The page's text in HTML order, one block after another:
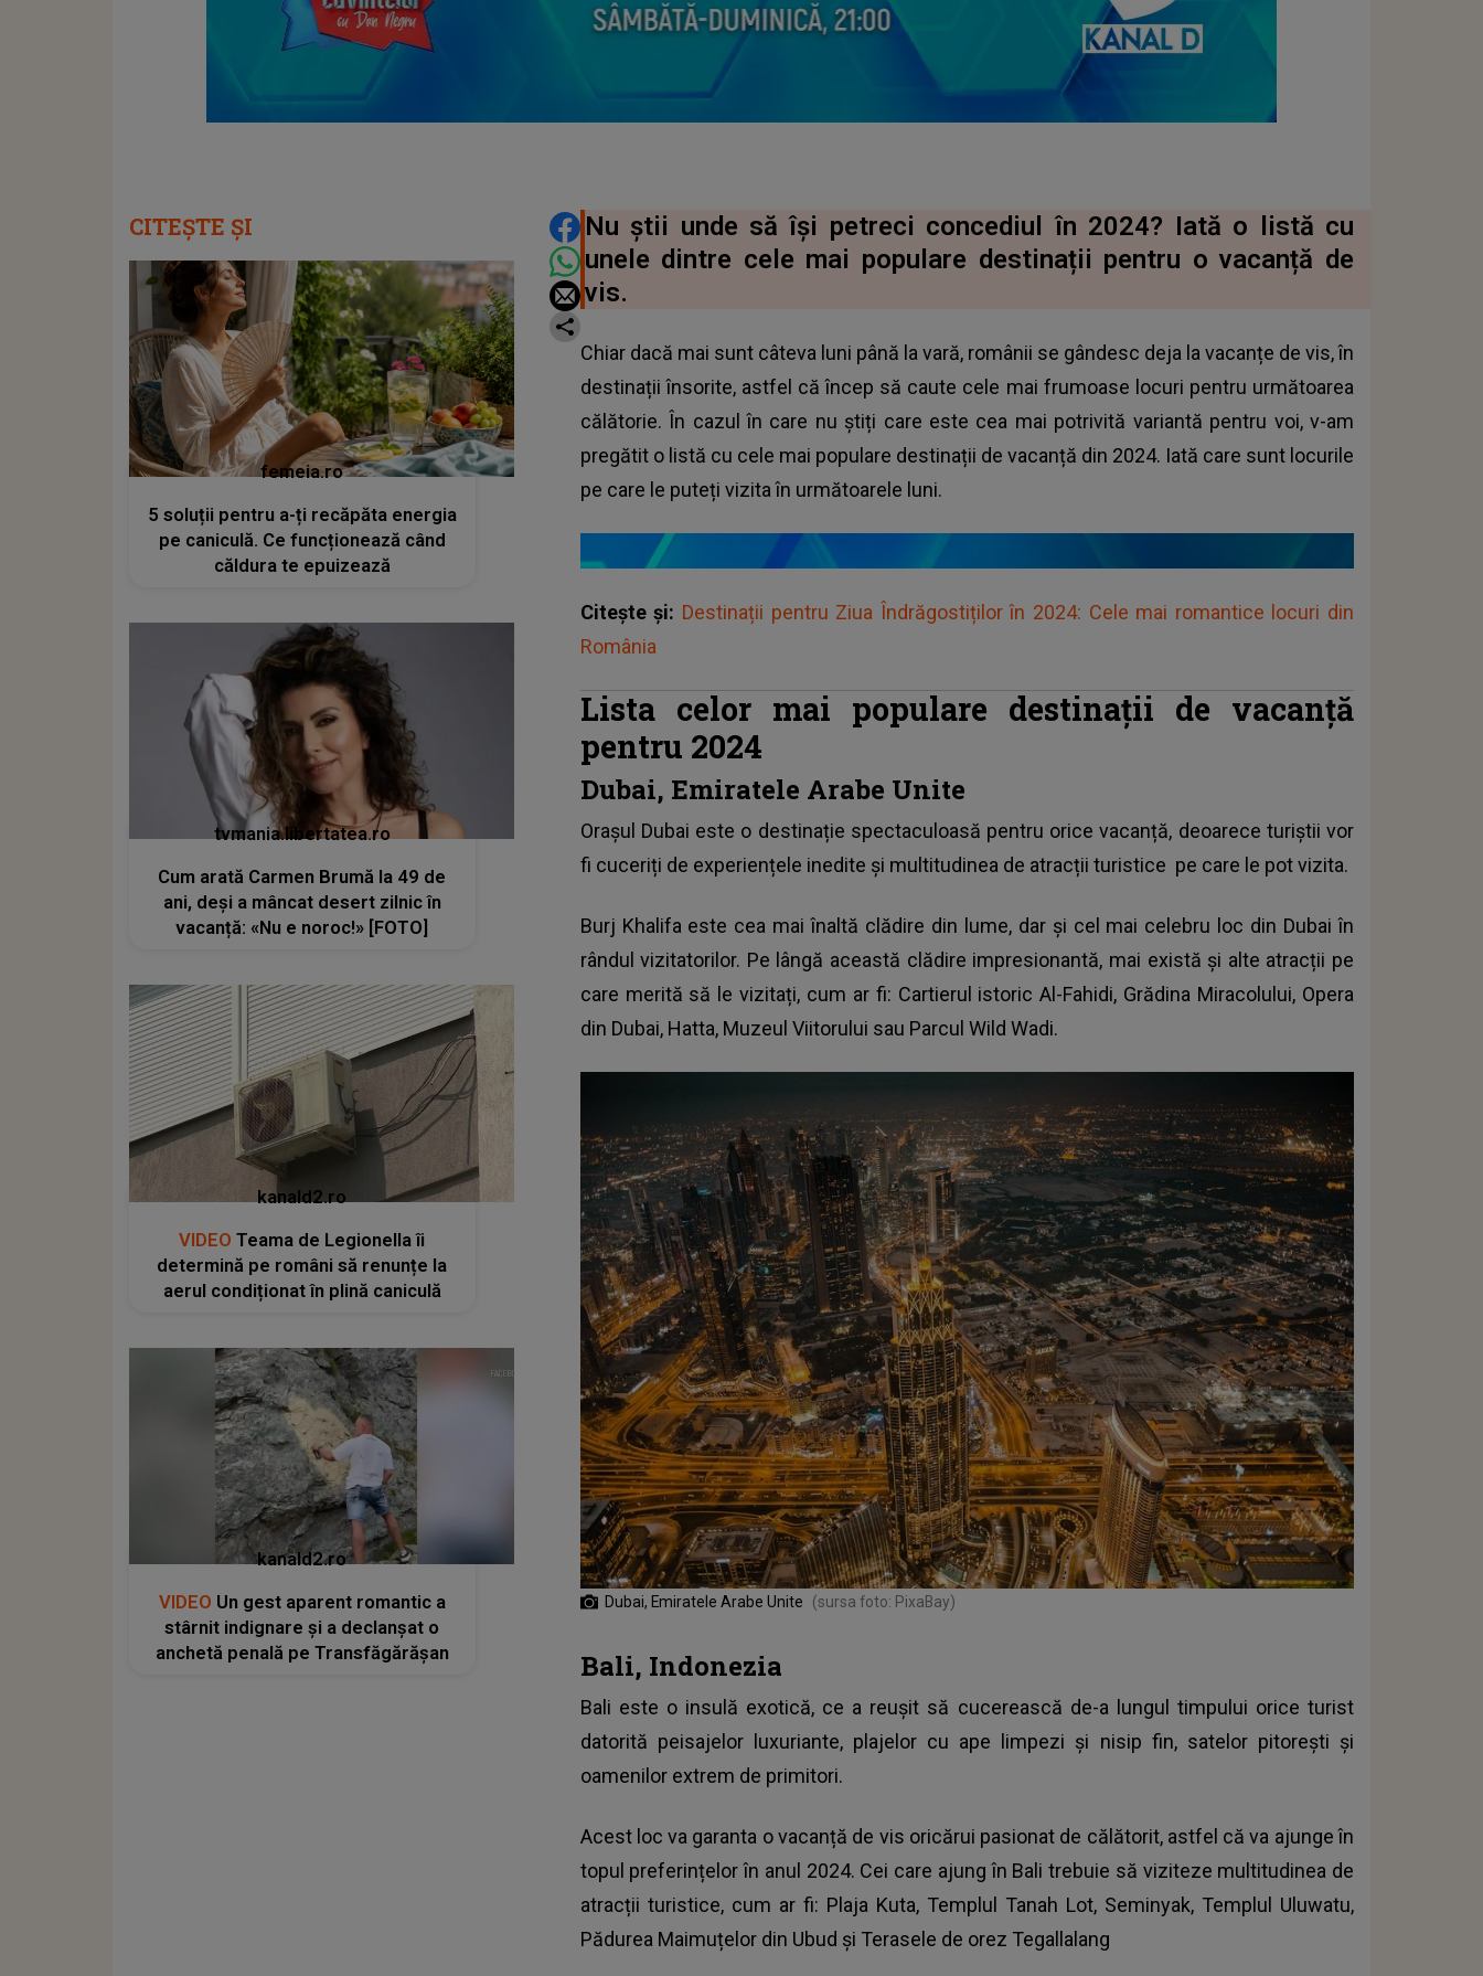
DISTRIBUIE ARTICOLUL
Nu știi unde să își petreci concediul în 2024? Iată o listă cu
unele dintre cele mai populare destinații pentru o vacanță de
vis.
Chiar dacă mai sunt câteva luni până la vară, românii se gândesc deja la vacanțe de vis, în
destinații însorite, astfel că încep să caute cele mai frumoase locuri pentru următoarea
călătorie. În cazul în care nu știți care este cea mai potrivită variantă pentru voi, v-am
pregătit o listă cu cele mai populare destinații de vacanță din 2024. Iată care sunt locurile
pe care le puteți vizita în următoarele luni.
Citește și: Destinații pentru Ziua Îndrăgostiților în 2024: Cele mai romantice locuri din
România
Lista celor mai populare destinații de vacanță
pentru 2024
Dubai, Emiratele Arabe Unite
Orașul Dubai este o destinație spectaculoasă pentru orice vacanță, deoarece turiștii vor
fi cuceriți de experiențele inedite și multitudinea de atracții turistice pe care le pot vizita.
Burj Khalifa este cea mai înaltă clădire din lume, dar și cel mai celebru loc din Dubai în
rândul vizitatorilor. Pe lângă această clădire impresionantă, mai există și alte atracții pe
care merită să le vizitați, cum ar fi: Cartierul istoric Al-Fahidi, Grădina Miracolului, Opera
din Dubai, Hatta, Muzeul Viitorului sau Parcul Wild Wadi.
Dubai, Emiratele Arabe Unite (sursa foto: PixaBay)
Bali, Indonezia
Bali este o insulă exotică, ce a reușit să cucerească de-a lungul timpului orice turist
datorită peisajelor luxuriante, plajelor cu ape limpezi și nisip fin, satelor pitorești și
oamenilor extrem de primitori.
Acest loc va garanta o vacanță de vis oricărui pasionat de călătorit, astfel că va ajunge în
topul preferințelor în anul 2024. Cei care ajung în Bali trebuie să viziteze multitudinea de
atracții turistice, cum ar fi: Plaja Kuta, Templul Tanah Lot, Seminyak, Templul Uluwatu,
Pădurea Maimuțelor din Ubud și Terasele de orez Tegallalang
CITEȘTE ȘI
femeia.ro
5 soluții pentru a-ți recăpăta energia
pe caniculă. Ce funcționează când
căldura te epuizează
tvmania.libertatea.ro
Cum arată Carmen Brumă la 49 de
ani, deși a mâncat desert zilnic în
vacanță: «Nu e noroc!» [FOTO]
kanald2.ro
VIDEO Teama de Legionella îi
determină pe români să renunțe la
aerul condiționat în plină caniculă
kanald2.ro
VIDEO Un gest aparent romantic a
stârnit indignare și a declanșat o
anchetă penală pe Transfăgărășan